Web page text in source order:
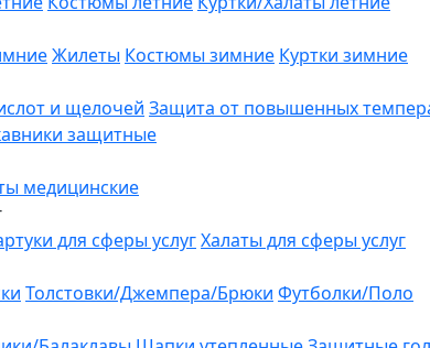
Жилеты Костюмы зимние Куртки зимние
и щелочей Защита от повышенных
защитные
медицинские
для сферы услугХалаты для сферы услуг
Толстовки/Джемпера/Брюки Футболки/Поло